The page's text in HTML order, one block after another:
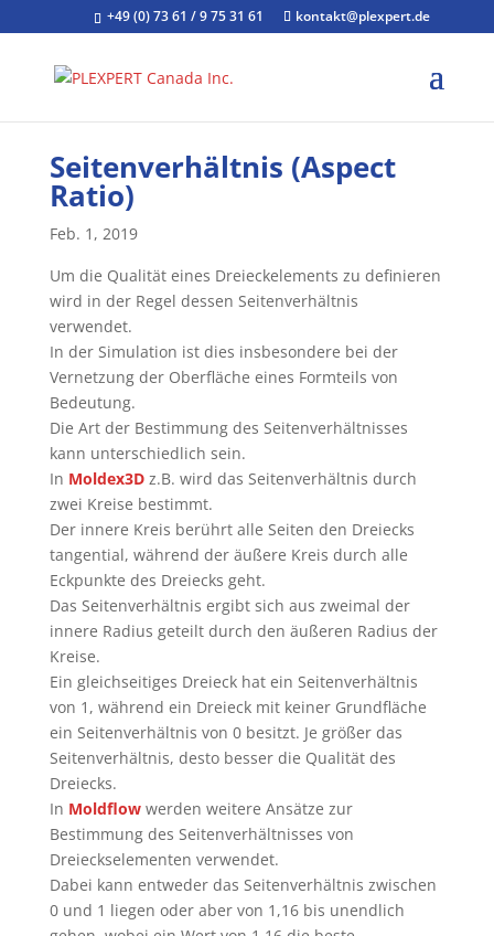
+49 (0) 73 61 / 9 75 31 61 kontakt@plexpert.de
Seitenverhältnis (Aspect
Ratio)
Feb. 1, 2019
Um die Qualität eines Dreieckelements zu definieren
wird in der Regel dessen Seitenverhältnis
verwendet.
In der Simulation ist dies insbesondere bei der
Vernetzung der Oberfläche eines Formteils von
Bedeutung.
Die Art der Bestimmung des Seitenverhältnisses
kann unterschiedlich sein.
In Moldex3Dz.B. wird das Seitenverhältnis durch
zwei Kreise bestimmt.
Der innere Kreis berührt alle Seiten den Dreiecks
tangential, während der äußere Kreis durch alle
Eckpunkte des Dreiecks geht.
Das Seitenverhältnis ergibt sich aus zweimal der
innere Radius geteilt durch den äußeren Radius der
Kreise.
Ein gleichseitiges Dreieck hat ein Seitenverhältnis
von 1, während ein Dreieck mit keiner Grundfläche
ein Seitenverhältnis von 0 besitzt. Je größer das
Seitenverhältnis, desto besser die Qualität des
Dreiecks.
In Moldflowwerden weitere Ansätze zur
Bestimmung des Seitenverhältnisses von
Dreieckselementen verwendet.
Dabei kann entweder das Seitenverhältnis zwischen
0 und 1 liegen oder aber von 1,16 bis unendlich